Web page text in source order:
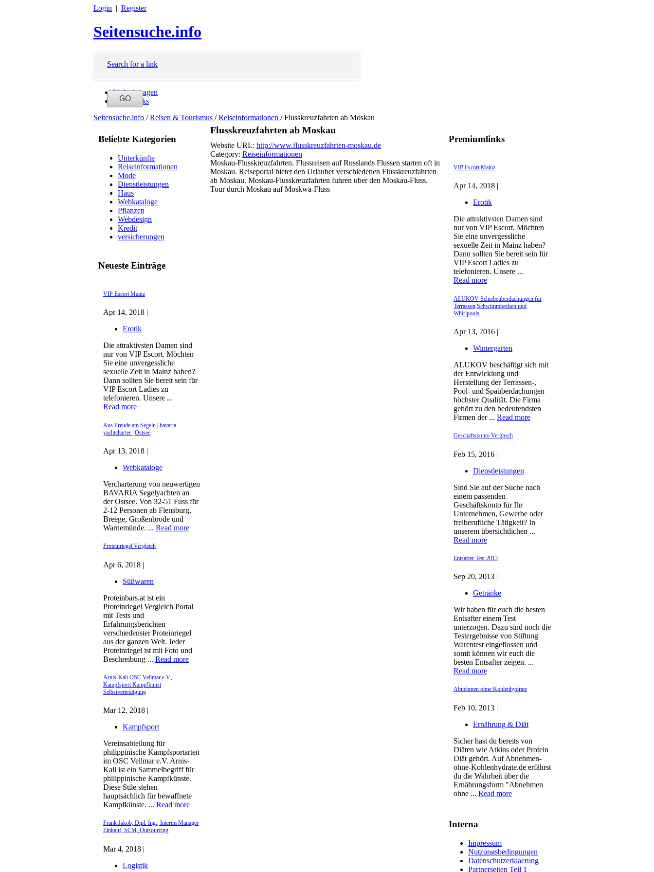
Login | Register
Seitensuche.info
Search for a link
Link eintragen
Neue Links
Seitensuche.info / Reisen & Tourismus / Reiseinformationen / Flusskreuzfahrten ab Moskau
Beliebte Kategorien
Unterkünfte
Reiseinformationen
Mode
Dienstleistungen
Haus
Webkataloge
Pflanzen
Webdesign
Kredit
versicherungen
Neueste Einträge
VIP Escort Mainz
Apr 14, 2018 |
Erotik
Die attraktivsten Damen sind
nur von VIP Escort. Möchten
Sie eine unvergessliche
sexuelle Zeit in Mainz haben?
Dann sollten Sie bereit sein für
VIP Escort Ladies zu
telefonieren. Unsere ...
Read more
Aus Freude am Segeln | bavaria
yachtcharter | Ostsee
Apr 13, 2018 |
Webkataloge
Vercharterung von neuwertigen
BAVARIA Segelyachten an
der Ostsee. Von 32-51 Fuss für
2-12 Personen ab Flensburg,
Breege, Großenbrode und
Warnemünde. ... Read more
Proteinriegel Vergleich
Apr 6, 2018 |
Süßwaren
Proteinbars.at ist ein
Proteinriegel Vergleich Portal
mit Tests und
Erfahrungsberichten
verschiedenster Proteinriegel
aus der ganzen Welt. Jeder
Proteinriegel ist mit Foto und
Beschreibung ... Read more
Arnis-Kali OSC Vellmar e.V.,
Kampfsport Kampfkunst
Selbstverteidigung
Mar 12, 2018 |
Kampfsport
Vereinsabteilung für
philippinische Kampfsportarten
im OSC Vellmar e.V. Arnis-
Kali ist ein Sammelbegriff für
philippinische Kampfkünste.
Diese Stile stehen
hauptsächlich für bewaffnete
Kampfkünste. ... Read more
Frank Jakob, Dipl. Ing., Interim Manager
Einkauf, SCM, Outsourcing
Mar 4, 2018 |
Logistik
Premiumlinks
VIP Escort Mainz
Apr 14, 2018 |
Erotik
Die attraktivsten Damen sind
nur von VIP Escort. Möchten
Sie eine unvergessliche
sexuelle Zeit in Mainz haben?
Dann sollten Sie bereit sein für
VIP Escort Ladies zu
telefonieren. Unsere ...
Read more
ALUKOV Schiebeüberdachungen für
Terrassen,Schwimmbecken und
Whirlpools
Apr 13, 2016 |
Wintergarten
ALUKOV beschäftigt sich mit
der Entwicklung und
Herstellung der Terrassen-,
Pool- und Spaüberdachungen
höchster Qualität. Die Firma
gehört zu den bedeutendsten
Firmen der ... Read more
Geschäftskonto Vergleich
Feb 15, 2016 |
Dienstleistungen
Sind Sie auf der Suche nach
einem passenden
Geschäftskonto für Ihr
Unternehmen, Gewerbe oder
freiberufliche Tätigkeit? In
unserem übersichtlichen ...
Read more
Entsafter Test 2013
Sep 20, 2013 |
Getränke
Wir haben für euch die besten
Entsafter einem Test
unterzogen. Dazu sind noch die
Testergebnisse von Stiftung
Warentest eingeflossen und
somit können wir euch die
besten Entsafter zeigen. ...
Read more
Abnehmen ohne Kohlenhydrate
Feb 10, 2013 |
Ernährung & Diät
Sicher hast du bereits von
Diäten wie Atkins oder Protein
Diät gehört. Auf Abnehmen-
ohne-Kohlenhydrate.de erfährst
du die Wahrheit über die
Ernährungsform "Abnehmen
ohne ... Read more
Interna
Impressum
Nutzungsbedingungen
Datenschutzerklaerung
Partnerseiten Teil 1
Flusskreuzfahrten ab Moskau
Website URL: http://www.flusskreuzfahrten-moskau.de
Category: Reiseinformationen
Moskau-Flusskreuzfahrten. Flussreisen auf Russlands Flussen starten oft in
Moskau. Reiseportal bietet den Urlauber verschiedenen Flusskreuzfahrten
ab Moskau. Moskau-Flusskreuzfahrten fuhren uber den Moskau-Fluss.
Tour durch Moskau auf Moskwa-Fluss